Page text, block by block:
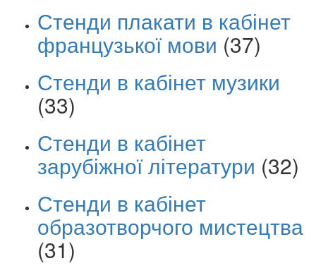
Стенди плакати в кабінет
французької мови (37)
Стенди в кабінет музики
(33)
Стенди в кабінет
зарубіжної літератури (32)
Стенди в кабінет
образотворчого мистецтва
(31)